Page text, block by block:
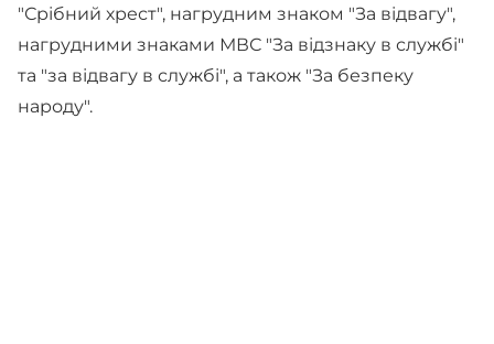
"Срібний хрест", нагрудним знаком "За відвагу",
нагрудними знаками МВС "За відзнаку в службі"
та "за відвагу в службі", а також "За безпеку
народу".